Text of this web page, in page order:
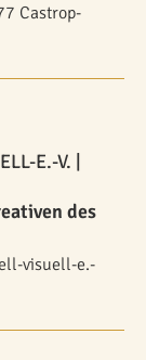
Castrop-
E.-V. |
des
visuell-e.-